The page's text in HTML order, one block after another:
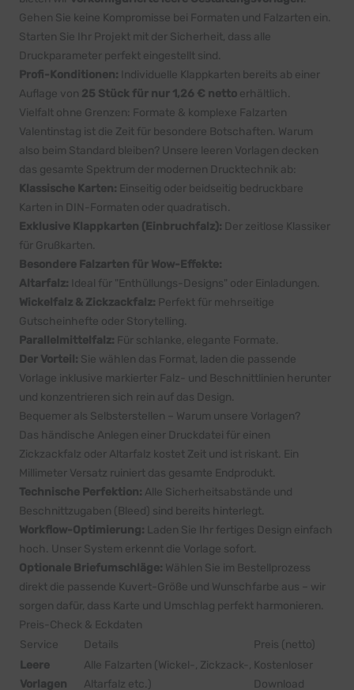
Gehen Sie keine Kompromisse bei Formaten und Falzarten ein.
Starten Sie Ihr Projekt mit der Sicherheit, dass alle
Druckparameter perfekt eingestellt sind.
Profi-Konditionen: Individuelle Klappkarten bereits ab einer
Auflage von 25 Stück für nur 1,26 € netto erhältlich.
Vielfalt ohne Grenzen: Formate & komplexe Falzarten
Valentinstag ist die Zeit für besondere Botschaften. Warum
also beim Standard bleiben? Unsere leeren Vorlagen decken
das gesamte Spektrum der modernen Drucktechnik ab:
Klassische Karten: Einseitig oder beidseitig bedruckbare
Karten in DIN-Formaten oder quadratisch.
Exklusive Klappkarten (Einbruchfalz): Der zeitlose Klassiker
für Grußkarten.
Besondere Falzarten für Wow-Effekte:
Altarfalz: Ideal für "Enthüllungs-Designs" oder Einladungen.
Wickelfalz & Zickzackfalz: Perfekt für mehrseitige
Gutscheinhefte oder Storytelling.
Parallelmittelfalz: Für schlanke, elegante Formate.
Der Vorteil: Sie wählen das Format, laden die passende
Vorlage inklusive markierter Falz- und Beschnittlinien herunter
und konzentrieren sich rein auf das Design.
Bequemer als Selbsterstellen – Warum unsere Vorlagen?
Das händische Anlegen einer Druckdatei für einen
Zickzackfalz oder Altarfalz kostet Zeit und ist riskant. Ein
Millimeter Versatz ruiniert das gesamte Endprodukt.
Technische Perfektion: Alle Sicherheitsabstände und
Beschnittzugaben (Bleed) sind bereits hinterlegt.
Workflow-Optimierung: Laden Sie Ihr fertiges Design einfach
hoch. Unser System erkennt die Vorlage sofort.
Optionale Briefumschläge: Wählen Sie im Bestellprozess
direkt die passende Kuvert-Größe und Wunschfarbe aus – wir
sorgen dafür, dass Karte und Umschlag perfekt harmonieren.
Preis-Check & Eckdaten
Service
Details
Preis (netto)
Leere
Vorlagen
Alle Falzarten (Wickel-, Zickzack-,
Altarfalz etc.)
Kostenloser
Download